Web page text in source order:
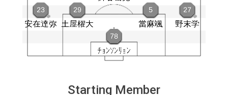
Starting Member